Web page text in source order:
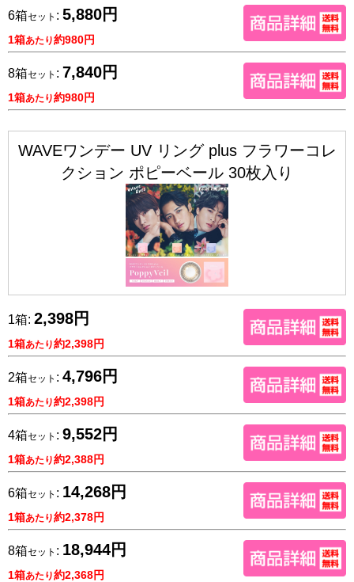
6箱セット : 5,880円
1箱あたり約980円
8箱セット : 7,840円
1箱あたり約980円
WAVEワンデー UV リング plus フラワーコレ
クション ポピーベール 30枚入り
1箱: 2,398円
1箱あたり約2,398円
2箱セット : 4,796円
1箱あたり約2,398円
4箱セット : 9,552円
1箱あたり約2,388円
6箱セット : 14,268円
1箱あたり約2,378円
8箱セット : 18,944円
1箱あたり約2,368円